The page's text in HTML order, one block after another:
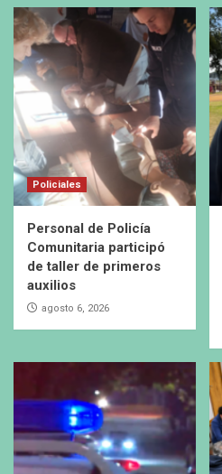
Policiales
Personal de Policía
Comunitaria participó
de taller de primeros
auxilios
agosto 6, 2026